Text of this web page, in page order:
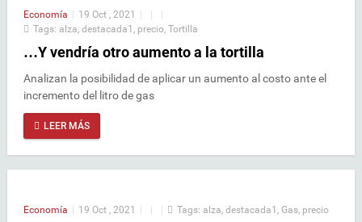
Economía | 19 Oct , 2021 | |
|
Tags: alza destacada1 precio Tortilla
…Y vendría otro aumento a la tortilla
Analizan la posibilidad de aplicar un aumento al costo ante el
incremento del litro de gas
LEER MÁS
Economía | 19 Oct , 2021 | | | Tags: alza destacada1 Gas precio